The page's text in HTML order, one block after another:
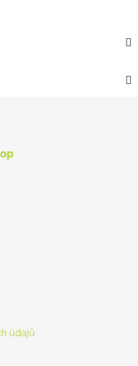
údajů